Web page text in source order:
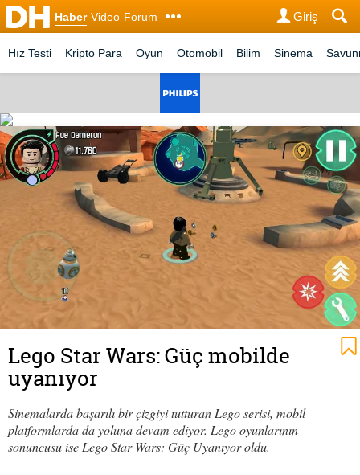
Haber Video Forum Giriş
Hız Testi Kripto Para Oyun Otomobil Bilim Sinema
Lego Star Wars: Güç mobilde
uyanıyor
Sinemalarda başarılı bir çizgiyi tutturan Lego serisi, mobil
platformlarda da yoluna devam ediyor. Lego oyunlarının
sonuncusu ise Lego Star Wars: Güç Uyanıyor oldu.